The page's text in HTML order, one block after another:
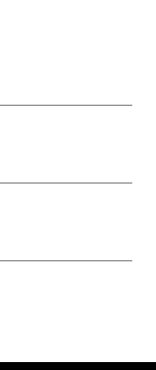
Basé sur 138 avis